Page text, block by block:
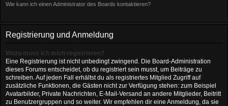
Wie kann ich einen Administrator des Boards kontaktieren?
Registrierung und Anmeldung
Wozu muss ich mich registrieren?
Eine Registrierung ist nicht unbedingt zwingend. Die Board-Administration
dieses Forums entscheidet, ob du registriert sein musst, um Beiträge zu
schreiben. Auf jeden Fall erhältst du als registriertes Mitglied Zugriff auf
zusätzliche Funktionen, die Gästen nicht zur Verfügung stehen: zum Beispiel
Avatarbilder, Private Nachrichten, E-Mail-Versand an andere Mitglieder, Beitritt
zu Benutzergruppen und so weiter. Wir empfehlen dir eine Anmeldung, da sie